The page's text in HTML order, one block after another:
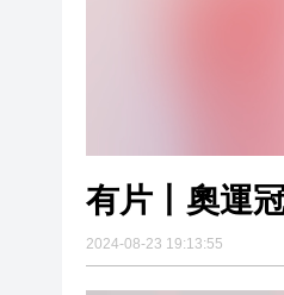
有片丨奧運
2024-08-23 19:13:55